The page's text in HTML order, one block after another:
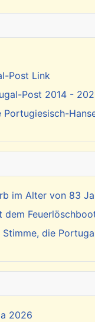
Post Link
Post 2014 -
im Alter von 83
die
2026